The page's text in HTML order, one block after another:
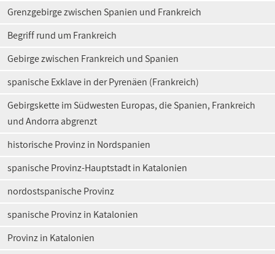
Grenzgebirge zwischen Spanien und Frankreich
Begriff rund um Frankreich
Gebirge zwischen Frankreich und Spanien
spanische Exklave in der Pyrenäen (Frankreich)
Gebirgskette im Südwesten Europas, die Spanien, Frankreich
und Andorra abgrenzt
historische Provinz in Nordspanien
spanische Provinz-Hauptstadt in Katalonien
nordostspanische Provinz
spanische Provinz in Katalonien
Provinz in Katalonien